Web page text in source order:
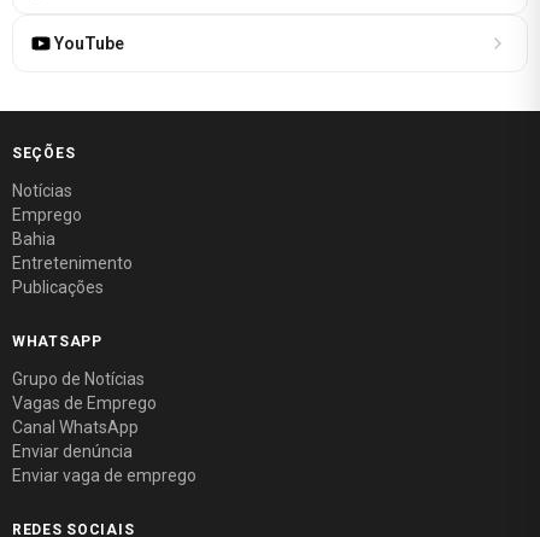
YouTube
SEÇÕES
Notícias
Emprego
Bahia
Entretenimento
Publicações
WHATSAPP
Grupo de Notícias
Vagas de Emprego
Canal WhatsApp
Enviar denúncia
Enviar vaga de emprego
REDES SOCIAIS